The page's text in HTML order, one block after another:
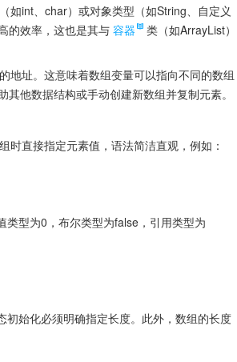
如int、char）或对象类型（如String、自定义
的效率，这也是其与 容器
类（如ArrayList）
地址。这意味着数组变量可以指向不同的数组
他数据结构或手动创建新数组并复制元素。
直接指定元素值，语法简洁直观，例如：
型为0，布尔类型为false，引用类型为
始化必须明确指定长度。此外，数组的长度